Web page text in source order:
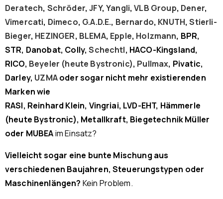
Deratech, Schröder,JFY,Yangli,VLB Group, Dener,
Vimercati, Dimeco, G.A.D.E., Bernardo, KNUTH,Stierli-
Bieger, HEZINGER, BLEMA, Epple, Holzmann, BPR,
STR, Danobat, Colly,Schechtl, HACO-Kingsland,
RICO, Beyeler (heute Bystronic), Pullmax, Pivatic,
Darley, UZMAoder sogar nicht mehr existierenden
Marken wie
RASI, Reinhard Klein, Vingriai, LVD-EHT, Hämmerle
(heute Bystronic), Metallkraft, Biegetechnik Müller
oder MUBEAim Einsatz?
Vielleicht sogar eine bunte Mischung aus
verschiedenen Baujahren, Steuerungstypen oder
Maschinenlängen? Kein Problem.